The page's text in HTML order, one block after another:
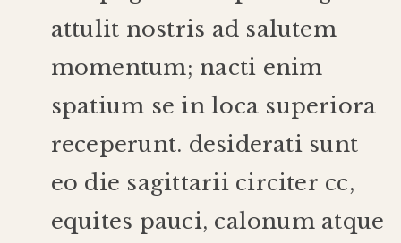
attulit nostris ad salutem
momentum; nacti enim
spatium se in loca superiora
receperunt. desiderati sunt
eo die sagittarii circiter cc,
equites pauci, calonum atque